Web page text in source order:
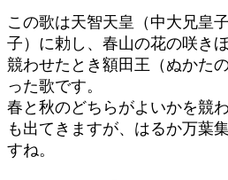
この歌は天智天皇（中大兄皇
子）に勅し、春山の花の咲き
競わせたとき額田王（ぬかた
った歌です。
春と秋のどちらがよいかを競
も出てきますが、はるか万葉
すね。